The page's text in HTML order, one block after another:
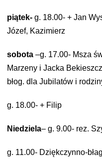
piątek- g. 18.00- + Jan
Józef, Kazimierz
sobota –g. 17.00- Msza
Marzeny i Jacka
błog. dla Jubilatów i
g. 18.00- + Filip
Niedziela– g. 9.00- rez.
g. 11.00- Dziękczynno-